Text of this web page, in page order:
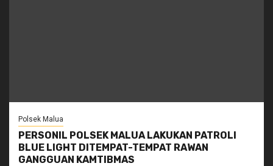
Polsek Malua
PERSONIL POLSEK MALUA LAKUKAN PATROLI
BLUE LIGHT DITEMPAT-TEMPAT RAWAN
GANGGUAN KAMTIBMAS